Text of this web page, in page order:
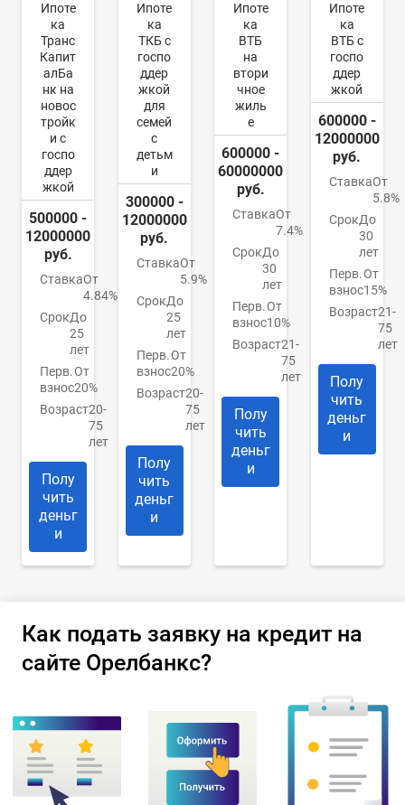
Ипоте
ка
Транс
Капит
алБа
нк на
новос
тройк
и с
госпо
ддер
жкой
500000 -
12000000
руб.
СтавкаОт
4.84%
СрокДо
25
лет
Перв.
взнос
От
20%
Возраст20-
75
лет
Полу
чить
деньг
и
Ипоте
ка
ТКБ с
госпо
ддер
жкой
для
семей
с
детьм
и
300000 -
12000000
руб.
СтавкаОт
5.9%
СрокДо
25
лет
Перв.
взнос
От
20%
Возраст20-
75
лет
Полу
чить
деньг
и
Ипоте
ка
ВТБ
на
втори
чное
жиль
е
600000 -
60000000
руб.
СтавкаОт
7.4%
СрокДо
30
лет
Перв.
взнос
От
10%
Возраст21-
75
лет
Полу
чить
деньг
и
Ипоте
ка
ВТБ с
госпо
ддер
жкой
600000 -
12000000
руб.
СтавкаОт
5.8%
СрокДо
30
лет
Перв.
взнос
От
15%
Возраст21-
75
лет
Полу
чить
деньг
и
Как подать заявку на кредит на
сайте Орелбанкс?